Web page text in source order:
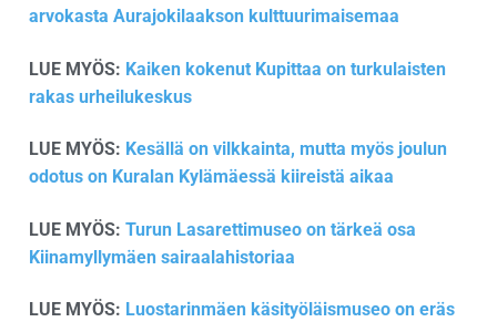
arvokasta Aurajokilaakson kulttuurimaisemaa
LUE MYÖS: Kaiken kokenut Kupittaa on turkulaisten
rakas urheilukeskus
LUE MYÖS: Kesällä on vilkkainta, mutta myös joulun
odotus on Kuralan Kylämäessä kiireistä aikaa
LUE MYÖS: Turun Lasarettimuseo on tärkeä osa
Kiinamyllymäen sairaalahistoriaa
LUE MYÖS: Luostarinmäen käsityöläismuseo on eräs